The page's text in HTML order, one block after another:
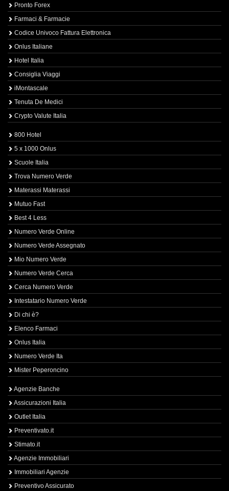
Pronto Forex
Farmaci & Farmacie
Codice Univoco Fattura Elettronica
Onlus Italiane
Hotel Italia
Consiglia Viaggi
iMontascale
Tenuta De Medici
Crypto Valute Italia
800 Hotel
5 x 1000 Onlus
Scuole Italia
Trova Numero Verde
Materassi Materassi
Mutuo Fast
Best 4 Less
Numero Verde Online
Numero Verde Assegnato
Mio Numero Verde
Numero Verde Cerca
Cerca Numero Verde
Intestatario Numero Verde
Di chi è?
Elenco Farmaci
Onlus Italia
Numero Verde Ita
Mister Peperoncino
Agenzie Banche
Assicurazioni Italia
Outlet Italia
Preventivato.it
Stimato.it
Agenzie Immobiliari
Immobiliari Agenzie
Preventivo Assicurato